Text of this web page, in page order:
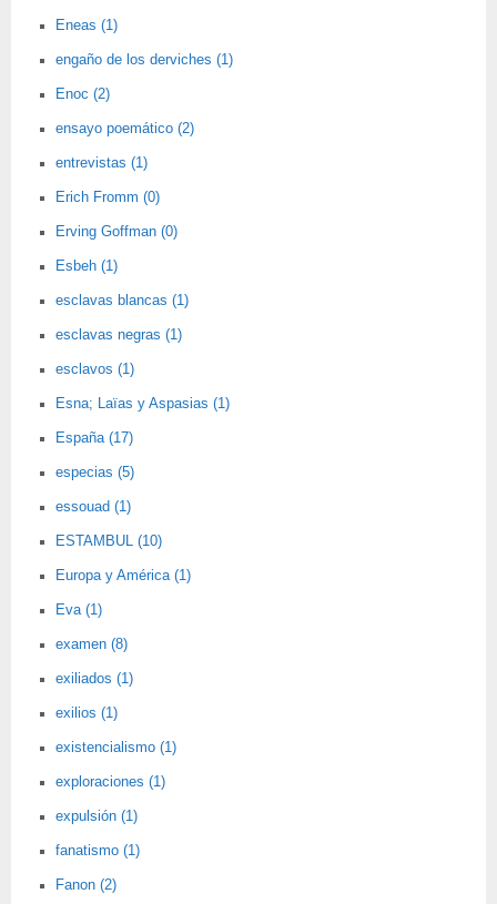
Eneas (1)
engaño de los derviches (1)
Enoc (2)
ensayo poemático (2)
entrevistas (1)
Erich Fromm (0)
Erving Goffman (0)
Esbeh (1)
esclavas blancas (1)
esclavas negras (1)
esclavos (1)
Esna; Laïas y Aspasias (1)
España (17)
especias (5)
essouad (1)
ESTAMBUL (10)
Europa y América (1)
Eva (1)
examen (8)
exiliados (1)
exilios (1)
existencialismo (1)
exploraciones (1)
expulsión (1)
fanatismo (1)
Fanon (2)